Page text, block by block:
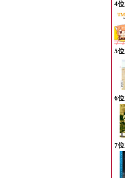
4位
5位
6位
7位